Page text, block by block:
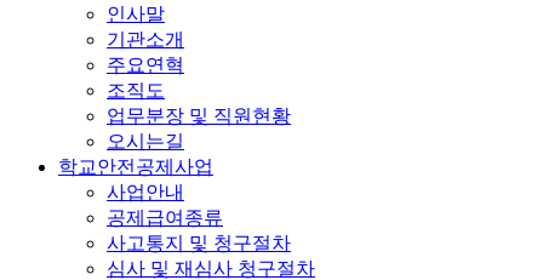
인사말
기관소개
주요연혁
조직도
업무분장 및 직원현황
오시는길
학교안전공제사업
사업안내
공제급여종류
사고통지 및 청구절차
심사 및 재심사 청구절차